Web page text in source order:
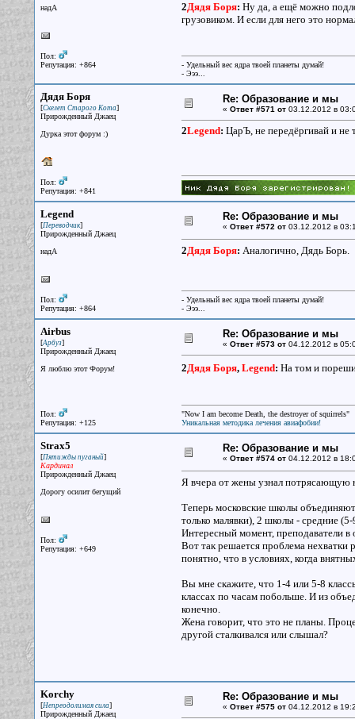
надА
Пол:
Репутация: +864
2Дядя Боря: Ну да, а ещё можно
грузовиком. И если для него это
- Удельный вес ядра твоей планеты думай!
- Эээ...
Дядя Боря
[Скелет Старого Кота]
Прирожденный Джаец
Дурка этот форум :)
Пол:
Репутация: +841
Re: Образование и мы
« Ответ #571 от03.12.2012 в
2Legend: ЦарЪ, не передёргивай и не
Legend
[Переводчик]
Прирожденный Джаец
надА
Пол:
Репутация: +864
Re: Образование и мы
« Ответ #572 от03.12.2012 в
2Дядя Боря: Аналогично, Дядь Борь.
- Удельный вес ядра твоей планеты думай!
- Эээ...
Airbus
[Арбуз]
Прирожденный Джаец
Я люблю этот Форум!
Пол:
Репутация: +125
Re: Образование и мы
« Ответ #573 от04.12.2012 в
2Дядя Боря, Legend: На том и
"Now I am become Death, the destroyer of squirrels"
Уникальная методика лечения авиафобии!
Strax5
[Пятижды пуганый]
Кардинал
Прирожденный Джаец
Дорогу осилит бегущий
Пол:
Репутация: +649
Re: Образование и мы
« Ответ #574 от04.12.2012 в
Я вчера от жены узнал потрясающую
Теперь московские школы
только малявки), 2 школы - средние
Интересный момент, преподаватели
Вот так решается проблема нехватки
понятно, что в условиях, когда
Вы мне скажите, что 1-4 или 5-8
классах по часам побольше. И из
конечно.
Жена говорит, что это не планы.
другой сталкивался или слышал?
Korchy
[Непреодолимая сила]
Прирожденный Джаец
Re: Образование и мы
« Ответ #575 от04.12.2012 в